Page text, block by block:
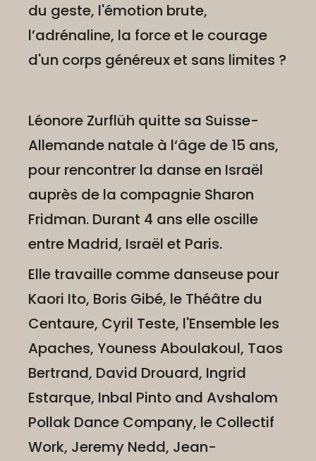
du geste, l'émotion brute,
l’adrénaline, la force et le courage
d'un corps généreux et sans limites ?
Léonore Zurflüh quitte sa Suisse-
Allemande natale à l‘âge de 15 ans,
pour rencontrer la danse en Israël
auprès de la compagnie Sharon
Fridman. Durant 4 ans elle oscille
entre Madrid, Israël et Paris.
Elle travaille comme danseuse pour
Kaori Ito, Boris Gibé, le Théâtre du
Centaure, Cyril Teste, l'Ensemble les
Apaches, Youness Aboulakoul, Taos
Bertrand, David Drouard, Ingrid
Estarque, Inbal Pinto and Avshalom
Pollak Dance Company, le Collectif
Work, Jeremy Nedd, Jean-